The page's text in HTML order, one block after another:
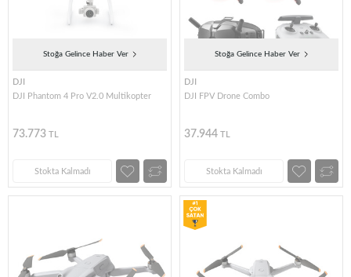
Stoğa Gelince Haber Ver
DJI
DJI Phantom 4 Pro V2.0 Multikopter
73.773 TL
Stokta Kalmadı
Stoğa Gelince Haber Ver
DJI
DJI FPV Drone Combo
37.944 TL
Stokta Kalmadı